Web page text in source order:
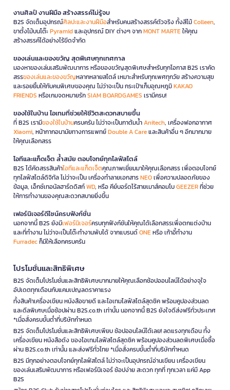
งานศิลป์ งานฝีมือ สร้างสรรค์ไม่รู้จบ
B2S จัดเต็มอุปกรณ์ศิลปะและงานฝีมือสำหรับคนสร้างสรรค์ตัวจริง ทั้งสีไม้Colleen,
ขาตั้งไม้บนโต๊ะPyramidและอุปกรณ์ DIY ต่างๆ จากMONT MARTEให้คุณ
สร้างสรรค์ได้อย่างไร้ขีดจำกัด
ของเล่นและของขวัญ สุดพิเศษทุกเทศกาล
มองหาของเล่นเสริมพัฒนาการ หรือของขวัญสุดพิเศษสำหรับทุกโอกาส B2S เราคัด
สรรของเล่นและของขวัญหลากหลายสไตล์ เหมาะสำหรับทุกเพศทุกวัย สร้างความสุข
และรอยยิ้มให้กับคนพิเศษของคุณ ไม่ว่าจะเป็น กระเป๋าเก็บอุณหภูมิKAKAO
FRIENDS หรือเกมจดหมายรักSIAM BOARDGAMES เรามีครบ!
ของใช้ในบ้าน ไอเทมที่ช่วยให้ชีวิตสะดวกสบายขึ้น
ที่ B2S เรามีของใช้ในบ้านครบครัน ไม่ว่าจะเป็นกาต้มน้ำAnitech, เครื่องฟอกอากาศ
Xiaomi, หน้ากากอนามัยทางการแพทย์Double A Careและสินค้าอื่น ๆ อีกมากมาย
ให้คุณเลือกสรร
ไอทีและแก็ดเจ็ต ล้ำสมัย ตอบโจทย์ทุกไลฟ์สไตล์
B2S ได้คัดสรรสินค้าไอทีและแก็ดเจ็ตคุณภาพเยี่ยมมาให้คุณเลือกสรร เพื่อตอบโจทย์
ทุกไลฟ์สไตล์ดิจิทัล ไม่ว่าจะเป็น เครื่องทำลายเอกสารNEOเพื่อความปลอดภัยของ
ข้อมูล, เอ็กซ์เทอนัลฮาร์ดดิสก์WD, หรือ คีย์บอร์ดไร้สายเมาส์คอมโบGEEZERที่ช่วย
ให้การทำงานของคุณสะดวกสบายยิ่งขึ้น
เฟอร์นิเจอร์ดีไซน์ครบฟังก์ชั่น
นอกจากนี้ B2S ยังมีเฟอร์นิเจอร์ครบทุกฟังก์ชันให้คุณได้เลือกสรรเพื่อตกแต่งบ้าน
และที่ทำงาน ไม่ว่าจะเป็นโต๊ะทำงานพับได้ จากแบรนด์ONEหรือ เก้าอี้ทำงาน
Furradecก็มีให้เลือกครบครัน
โปรโมชั่นและสิทธิพิเศษ
B2S จัดเต็มโปรโมชั่นและสิทธิพิเศษมากมายให้คุณเลือกช้อปออนไลน์ได้อย่างจุใจ
อัปเดตทุกเดือนกับแคมเปญลดราคาแรง
ทั้งสินค้าเครื่องเขียน หนังสือขายดี และไอเทมไลฟ์สไตล์สุดชิค พร้อมคูปองส่วนลด
และดีลพิเศษเมื่อช้อปผ่าน B2S.co.th เท่านั้น นอกจากนี้ B2S ยังใจดีส่งฟรีทั่วประเทศ
*เมื่อสั่งครบขั้นต่ำที่บริษัทกำหนด
B2S จัดเต็มโปรโมชั่นและสิทธิพิเศษเพียบ ช้อปออนไลน์ได้เลย! ลดแรงทุกเดือน ทั้ง
เครื่องเขียน หนังสือดัง ของไอเทมไลฟ์สไตล์สุดชิค พร้อมคูปองส่วนลดพิเศษเมื่อซื้อ
ผ่าน B2S.co.th เท่านั้น และส่งฟรีทั่วไทย *เมื่อสั่งครบขั้นต่ำที่บริษัทกำหนด
B2S มีทุกอย่างตอบโจทย์ทุกไลฟ์สไตล์ ไม่ว่าจะเป็นอุปกรณ์อ่านเขียน เครื่องเขียน
ของเล่นเสริมพัฒนาการ หรือเฟอร์นิเจอร์ ช้อปง่าย สะดวก ทุกที่ ทุกเวลา แค่มี App
B2S